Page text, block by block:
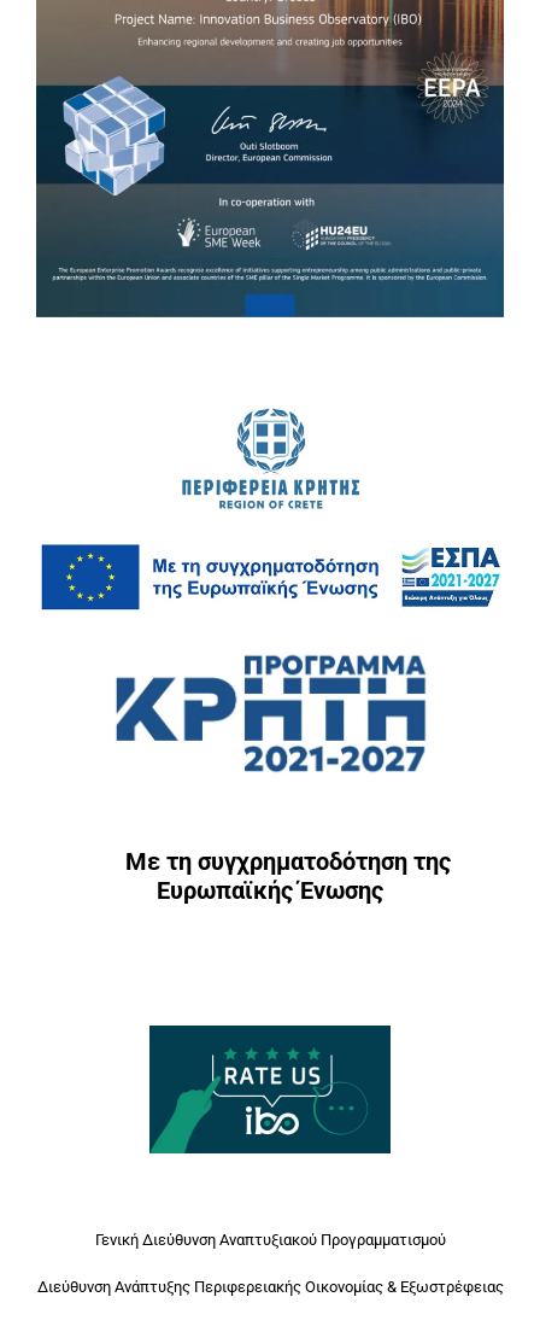
Με τη συγχρηματοδότηση της
Ευρωπαϊκής Ένωσης
Γενική Διεύθυνση Αναπτυξιακού Προγραμματισμού
Διεύθυνση Ανάπτυξης Περιφερειακής Οικονομίας & Εξωστρέφειας